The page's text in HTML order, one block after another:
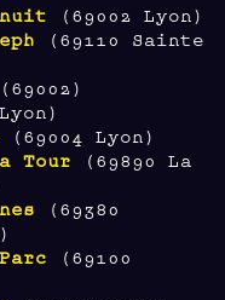
(69002 Lyon)
(69110 Sainte
(69004 Lyon)
Tour (69890 La
(69380
(69100